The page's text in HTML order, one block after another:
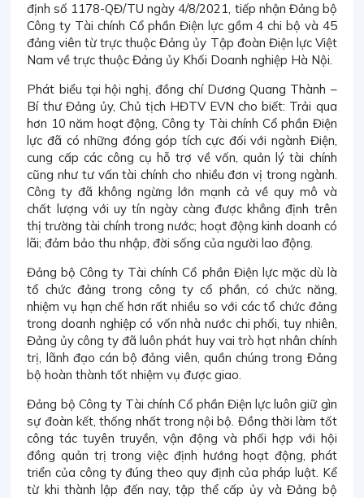
định số 1178-QĐ/TU ngày 4/8/2021, tiếp nhận Đảng bộ
Công ty Tài chính Cổ phần Điện lực gồm 4 chi bộ và 45
đảng viên từ trực thuộc Đảng ủy Tập đoàn Điện lực Việt
Nam về trực thuộc Đảng ủy Khối Doanh nghiệp Hà Nội.
Phát biểu tại hội nghị, đồng chí Dương Quang Thành –
Bí thư Đảng ủy, Chủ tịch HĐTV EVN cho biết: Trải qua
hơn 10 năm hoạt động, Công ty Tài chính Cổ phần Điện
lực đã có những đóng góp tích cực đối với ngành Điện,
cung cấp các công cụ hỗ trợ về vốn, quản lý tài chính
cũng như tư vấn tài chính cho nhiều đơn vị trong ngành.
Công ty đã không ngừng lớn mạnh cả về quy mô và
chất lượng với uy tín ngày càng được khẳng định trên
thị trường tài chính trong nước; hoạt động kinh doanh có
lãi; đảm bảo thu nhập, đời sống của người lao động.
Đảng bộ Công ty Tài chính Cổ phần Điện lực mặc dù là
tổ chức đảng trong công ty cổ phần, có chức năng,
nhiệm vụ hạn chế hơn rất nhiều so với các tổ chức đảng
trong doanh nghiệp có vốn nhà nước chi phối, tuy nhiên,
Đảng ủy công ty đã luôn phát huy vai trò hạt nhân chính
trị, lãnh đạo cán bộ đảng viên, quần chúng trong Đảng
bộ hoàn thành tốt nhiệm vụ được giao.
Đảng bộ Công ty Tài chính Cổ phần Điện lực luôn giữ gìn
sự đoàn kết, thống nhất trong nội bộ. Đồng thời làm tốt
công tác tuyên truyền, vận động và phối hợp với hội
đồng quản trị trong việc định hướng hoạt động, phát
triển của công ty đúng theo quy định của pháp luật. Kể
từ khi thành lập đến nay, tập thể cấp ủy và Đảng bộ